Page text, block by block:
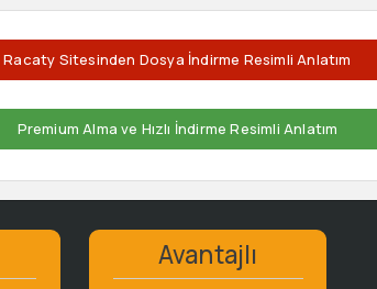
Racaty Sitesinden Dosya İndirme Resimli Anlatım
Premium Alma ve Hızlı İndirme Resimli Anlatım
Avantajlı